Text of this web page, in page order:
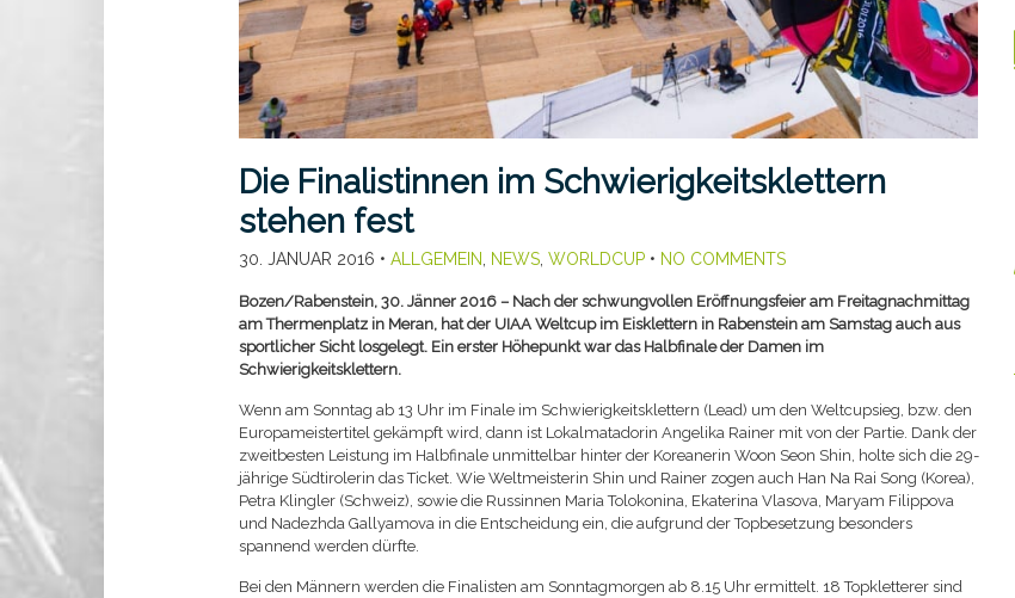
Die Finalistinnen im Schwierigkeitsklettern
stehen fest
30. JANUAR 2016 • ALLGEMEIN NEWS, WORLDCUP• NO COMMENTS
Bozen/Rabenstein, 30. Jänner 2016 – Nach der schwungvollen Eröffnungsfeier am Freitagnachmittag
am Thermenplatz in Meran, hat der UIAA Weltcup im Eisklettern in Rabenstein am Samstag auch aus
sportlicher Sicht losgelegt. Ein erster Höhepunkt war das Halbfinale der Damen im
Schwierigkeitsklettern.
Wenn am Sonntag ab 13 Uhr im Finale im Schwierigkeitsklettern (Lead) um den Weltcupsieg, bzw. den
Europameistertitel gekämpft wird, dann ist Lokalmatadorin Angelika Rainer mit von der Partie. Dank der
zweitbesten Leistung im Halbfinale unmittelbar hinter der Koreanerin Woon Seon Shin, holte sich die 29-
jährige Südtirolerin das Ticket. Wie Weltmeisterin Shin und Rainer zogen auch Han Na Rai Song (Korea),
Petra Klingler (Schweiz), sowie die Russinnen Maria Tolokonina, Ekaterina Vlasova, Maryam Filippova
und Nadezhda Gallyamova in die Entscheidung ein, die aufgrund der Topbesetzung besonders
spannend werden dürfte.
Bei den Männern werden die Finalisten am Sonntagmorgen ab 8.15 Uhr ermittelt. 18 Topkletterer sind